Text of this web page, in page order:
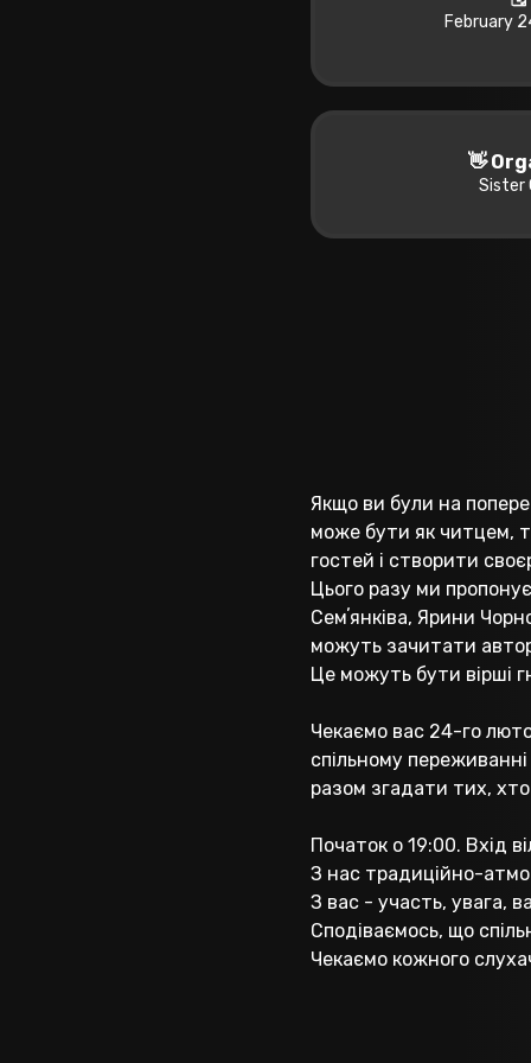
February
👋
Sister
Якщо ви були на
може бути як читцем,
гостей і створити
Цього разу ми
Семʼянківа, Ярини
можуть зачитати
Це можуть бути вірші
Чекаємо вас 24-го
спільному
разом згадати тих,
Початок о 19:00. Вхід
З нас традиційно-
З вас - участь, увага,
Сподіваємось, що
Чекаємо кожного